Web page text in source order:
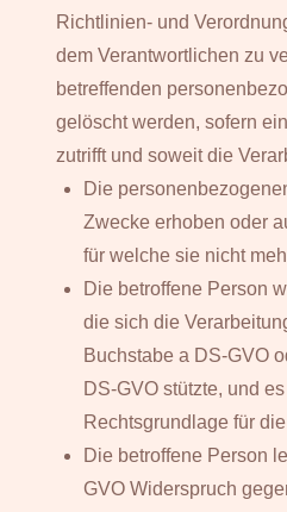
Richtlinien- und
dem Verantwortlichen zu
betreffenden
gelöscht werden, sofern
zutrifft und soweit die
Die
Zwecke erhoben oder
für welche sie nicht
Die betroffene Person
die sich die
Buchstabe a DS-GVO
DS-GVO stützte, und
Rechtsgrundlage für
Die betroffene Person
GVO Widerspruch